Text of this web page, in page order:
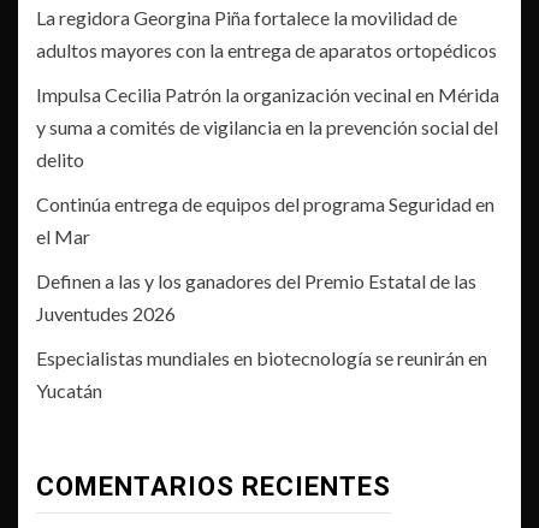
La regidora Georgina Piña fortalece la movilidad de
adultos mayores con la entrega de aparatos ortopédicos
Impulsa Cecilia Patrón la organización vecinal en Mérida
y suma a comités de vigilancia en la prevención social del
delito
Continúa entrega de equipos del programa Seguridad en
el Mar
Definen a las y los ganadores del Premio Estatal de las
Juventudes 2026
Especialistas mundiales en biotecnología se reunirán en
Yucatán
COMENTARIOS RECIENTES